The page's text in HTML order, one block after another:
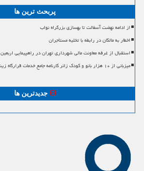
پربحث ترین ها
از ادامه نهضت آسفالت تا بهسازی بزرگراه نواب
اخطار به مالکان در رابطه با تخلیه مستأجران
استقبال از غرفه معاونت مالی شهرداری تهران در راهپیمایی اربعین
میزبانی از ۱۰ هزار بانو و کودک زائر کارنامه جامع خدمات قرارگاه زینبیه
جدیدترین ها